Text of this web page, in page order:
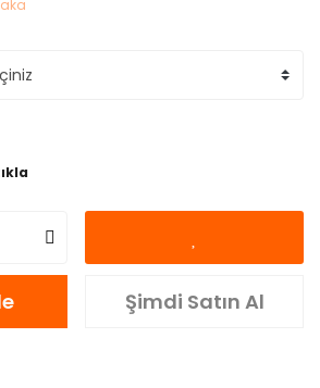
Şimdi Satın Al